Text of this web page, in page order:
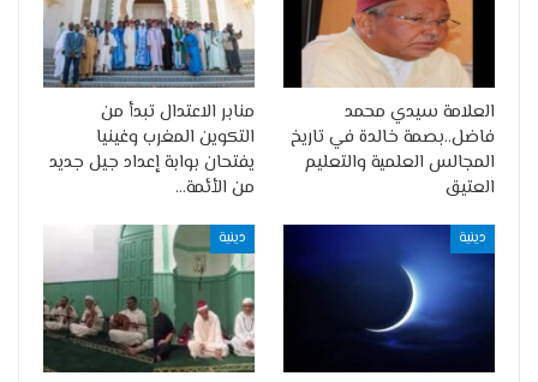
العلامة سيدي محمد
فاضل..بصمة خالدة في تاريخ
المجالس العلمية والتعليم
العتيق
منابر الاعتدال تبدأ من
التكوين المغرب وغينيا
يفتحان بوابة إعداد جيل جديد
من الأئمة…
دينية دينية